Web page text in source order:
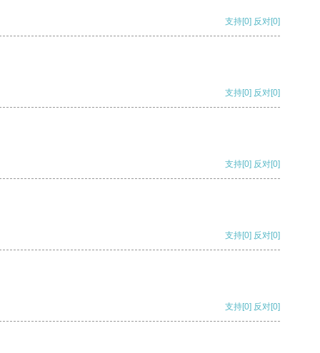
支持[0] 反对[0]
支持[0] 反对[0]
支持[0] 反对[0]
支持[0] 反对[0]
支持[0] 反对[0]